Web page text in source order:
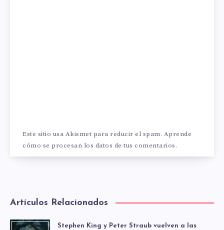
Este sitio usa Akismet para reducir el spam. Aprende
cómo se procesan los datos de tus comentarios.
Artículos Relacionados
Stephen King y Peter Straub vuelven a las